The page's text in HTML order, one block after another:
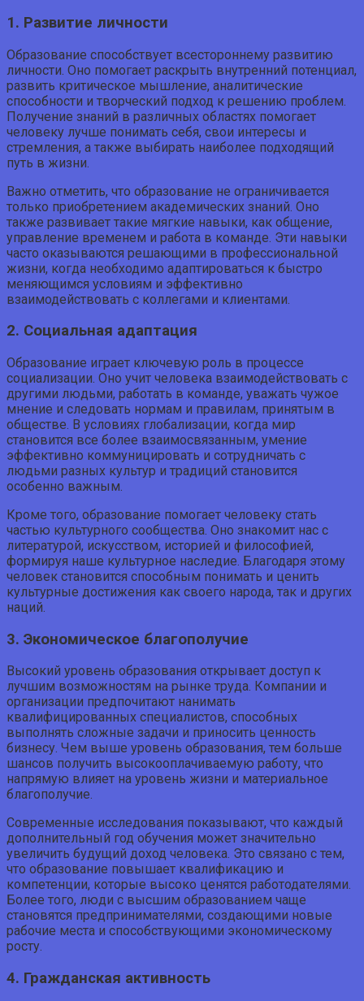
1. Развитие личности
Образование способствует всестороннему развитию
личности. Оно помогает раскрыть внутренний потенциал,
развить критическое мышление, аналитические
способности и творческий подход к решению проблем.
Получение знаний в различных областях помогает
человеку лучше понимать себя, свои интересы и
стремления, а также выбирать наиболее подходящий
путь в жизни.
Важно отметить, что образование не ограничивается
только приобретением академических знаний. Оно
также развивает такие мягкие навыки, как общение,
управление временем и работа в команде. Эти навыки
часто оказываются решающими в профессиональной
жизни, когда необходимо адаптироваться к быстро
меняющимся условиям и эффективно
взаимодействовать с коллегами и клиентами.
2. Социальная адаптация
Образование играет ключевую роль в процессе
социализации. Оно учит человека взаимодействовать с
другими людьми, работать в команде, уважать чужое
мнение и следовать нормам и правилам, принятым в
обществе. В условиях глобализации, когда мир
становится все более взаимосвязанным, умение
эффективно коммуницировать и сотрудничать с
людьми разных культур и традиций становится
особенно важным.
Кроме того, образование помогает человеку стать
частью культурного сообщества. Оно знакомит нас с
литературой, искусством, историей и философией,
формируя наше культурное наследие. Благодаря этому
человек становится способным понимать и ценить
культурные достижения как своего народа, так и других
наций.
3. Экономическое благополучие
Высокий уровень образования открывает доступ к
лучшим возможностям на рынке труда. Компании и
организации предпочитают нанимать
квалифицированных специалистов, способных
выполнять сложные задачи и приносить ценность
бизнесу. Чем выше уровень образования, тем больше
шансов получить высокооплачиваемую работу, что
напрямую влияет на уровень жизни и материальное
благополучие.
Современные исследования показывают, что каждый
дополнительный год обучения может значительно
увеличить будущий доход человека. Это связано с тем,
что образование повышает квалификацию и
компетенции, которые высоко ценятся работодателями.
Более того, люди с высшим образованием чаще
становятся предпринимателями, создающими новые
рабочие места и способствующими экономическому
росту.
4. Гражданская активность